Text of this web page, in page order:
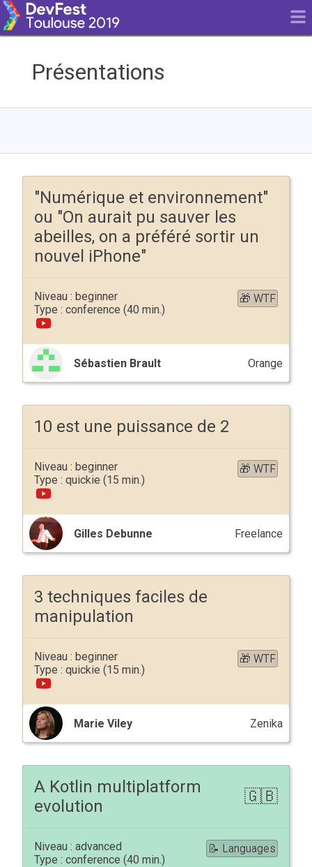
Présentations
"Numérique et environnement"
ou "On aurait pu sauver les
abeilles, on a préféré sortir un
nouvel iPhone"
🎁 WTF
beginner
conference
Sébastien Brault Orange
10 est une puissance de 2
🎁 WTF
beginner
quickie
Gilles Debunne Freelance
3 techniques faciles de
manipulation
🎁 WTF
beginner
quickie
Marie Viley Zenika
A Kotlin multiplatform
evolution
📝 Languages
advanced
conference